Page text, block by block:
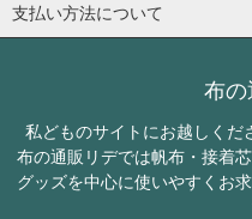
支払い方法について
布
私どものサイトにお越しくだ
布の通販リデでは帆布・接着
グッズを中心に使いやすくお